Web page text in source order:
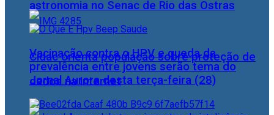
Cidac orienta população sobre proteção de
dados na internet
astronomia no Senac de Rio das Ostras
Vacinação contra o HPV e queda da
prevalência entre jovens serão tema do
Jornal Aurora desta terça-feira (28)